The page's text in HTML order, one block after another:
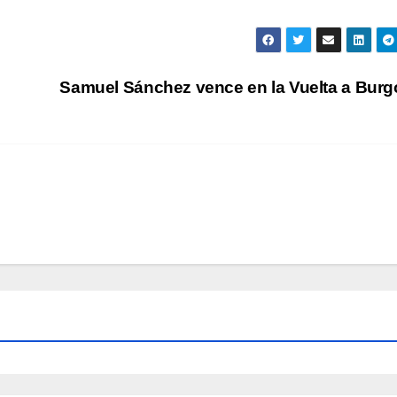
Samuel Sánchez vence en la Vuelta a